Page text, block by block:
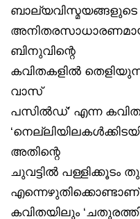
ബാല്യവിസ്മയങ്ങളുടെ
ബിനുവിന്റെ
കവിതകളിൽ
വാസ്
പസിൽഡ്’ എന്ന കവിത
അതിന്റെ
ചുവട്ടിൽ പള്ളിക്കൂടം
കവിതയിലും